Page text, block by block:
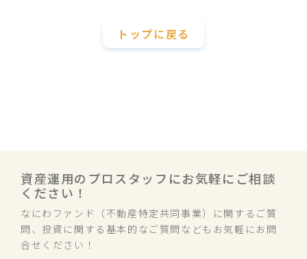
トップに戻る
資産運用のプロスタッフにお気軽にご相談
ください！
なにわファンド（不動産特定共同事業）に関するご質
問、投資に関する基本的なご質問などもお気軽にお問
合せください！